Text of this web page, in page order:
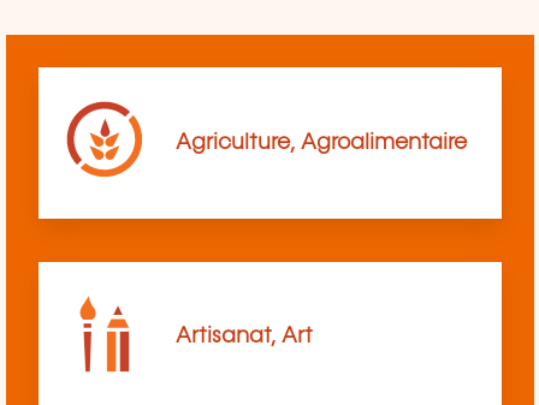
Agriculture, Agroalimentaire
Artisanat, Art